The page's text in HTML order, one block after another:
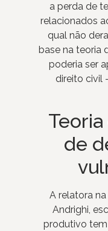
a perda de
relacionados
qual não
base na teoria
poderia ser
direito civil
de
A relatora
Andrighi,
produtivo tem